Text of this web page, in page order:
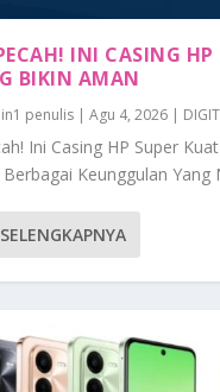
INI CASING HP
BIKIN AMAN
penulis |Agu 4, 2026 |
Ini Casing HP Super
Keunggulan Yang